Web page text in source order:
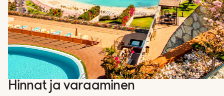
Kuvat ja videot
Hinnat ja varaaminen